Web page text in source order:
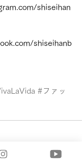
shiseihan
shiseihanb
#ファッ